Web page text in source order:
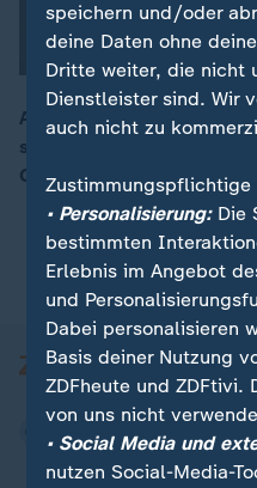
Auch in der Formel E
still. Um sich fit zu
Günther dann schon mal
speichern und/oder
deine Daten ohne
Dritte weiter, die nicht
Dienstleister sind. Wir
auch nicht zu
Zustimmungspflichtige
• Personalisierung:Die
bestimmten
Erlebnis im Angebot
und
Dabei personalisieren
Basis deiner Nutzung
ZDFheute und ZDFtivi.
von uns nicht
• Social Media und
nutzen Social-Media-